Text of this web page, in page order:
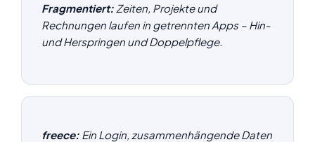
Fragmentiert: Zeiten, Projekte und
Rechnungen laufen in getrennten Apps – Hin-
und Herspringen und Doppelpflege.
freece: Ein Login, zusammenhängende Daten